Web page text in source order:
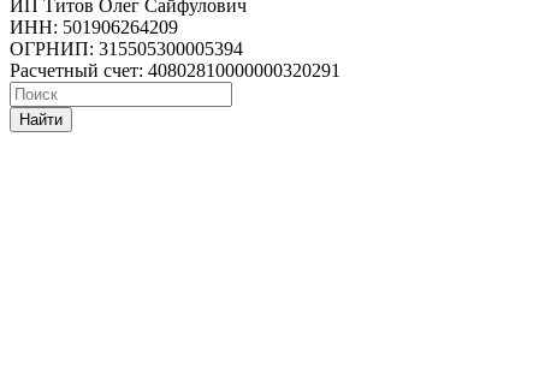
ИП Титов Олег Сайфулович
ИНН: 501906264209
ОГРНИП: 315505300005394
Расчетный счет: 40802810000000320291
Найти